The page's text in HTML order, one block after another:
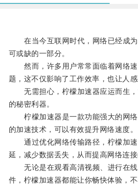
在当今互联网时代，网络已经成为
可或缺的一部分。
然而，许多用户常常面临着网络速
题，这不仅影响了工作效率，也让人感
无需担心，柠檬加速器应运而生，
的秘密利器。
柠檬加速器是一款功能强大的网络
的加速技术，可以有效提升网络速度。
通过优化网络传输路径，柠檬加速
延，减少数据丢失，从而提高网络连接
无论是在观看高清视频、进行在线
件，柠檬加速器都能让你畅快体验，